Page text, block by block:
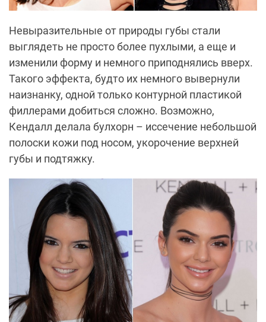
Невыразительные от природы губы стали
выглядеть не просто более пухлыми, а еще и
изменили форму и немного приподнялись вверх.
Такого эффекта, будто их немного вывернули
наизнанку, одной только контурной пластикой
филлерами добиться сложно. Возможно,
Кендалл делала булхорн – иссечение небольшой
полоски кожи под носом, укорочение верхней
губы и подтяжку.